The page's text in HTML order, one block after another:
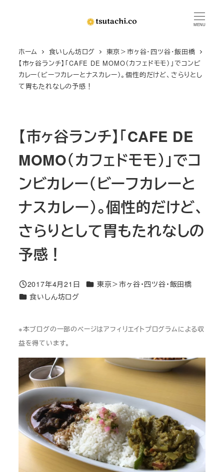
MENU
ホーム 食いしん坊ログ
東京＞市ヶ谷・四ツ谷・飯田橋
【市ヶ谷ランチ】「CAFE DE MOMO（カフェドモモ）」でコンビ
カレー（ビーフカレーとナスカレー）。個性的だけど、さらりとし
て胃もたれなしの予感！
【市ヶ谷ランチ】「CAFE DE
MOMO（カフェドモモ）」でコ
ンビカレー（ビーフカレーと
ナスカレー）。個性的だけど、
さらりとして胃もたれなしの
予感！
投稿日
2017年4月21日 カテゴリー
東京＞市ヶ谷・四ツ谷・飯田橋
カテゴリー
食いしん坊ログ
※本ブログの一部のページはアフィリエイトプログラムによる収
益を得ています。